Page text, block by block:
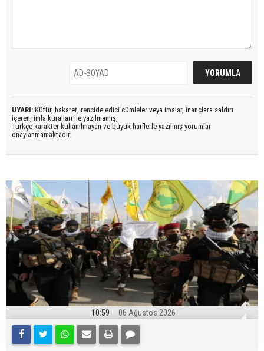
UYARI: Küfür, hakaret, rencide edici cümleler veya imalar, inançlara saldırı
içeren, imla kuralları ile yazılmamış,
Türkçe karakter kullanılmayan ve büyük harflerle yazılmış yorumlar
onaylanmamaktadır.
10:59 06 Ağustos 2026